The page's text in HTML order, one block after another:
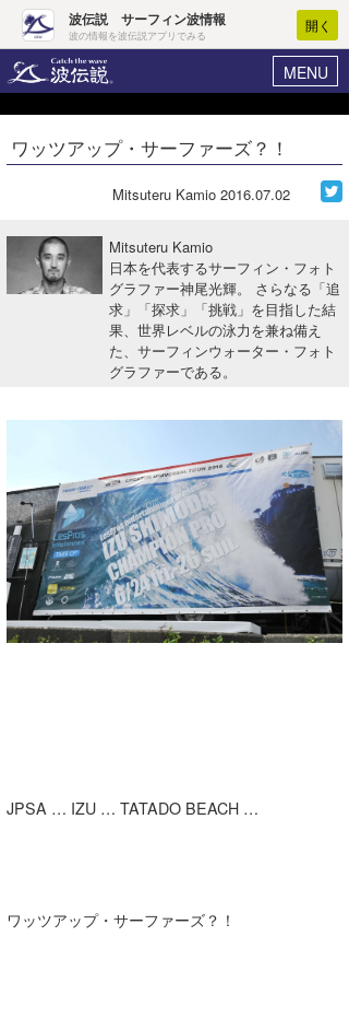
波伝説 サーフィン波情報
波の情報を波伝説アプリでみる
開く
MENU
ヘルプ マイホーム
ログイン
波情報･概況
WAVE HUNTER 波予想ツール
サーフィンエリアガイド
今月のプレゼント
ワッツアップ・サーファーズ？！
Mitsuteru Kamio 2016.07.02
Mitsuteru Kamio
日本を代表するサーフィン・フォト
グラファー神尾光輝。 さらなる「追
求」「探求」「挑戦」を目指した結
果、世界レベルの泳力を兼ね備え
た、サーフィンウォーター・フォト
グラファーである。
JPSA … IZU … TATADO BEACH …
ワッツアップ・サーファーズ？！
Core Surf Japan
コンテスト
ファッション/グッズ
アート＆エンタメ
ショップ情報
湘南
千葉北
伊豆
千葉南
お知らせ
その他
ルール＆How to
VOTE!